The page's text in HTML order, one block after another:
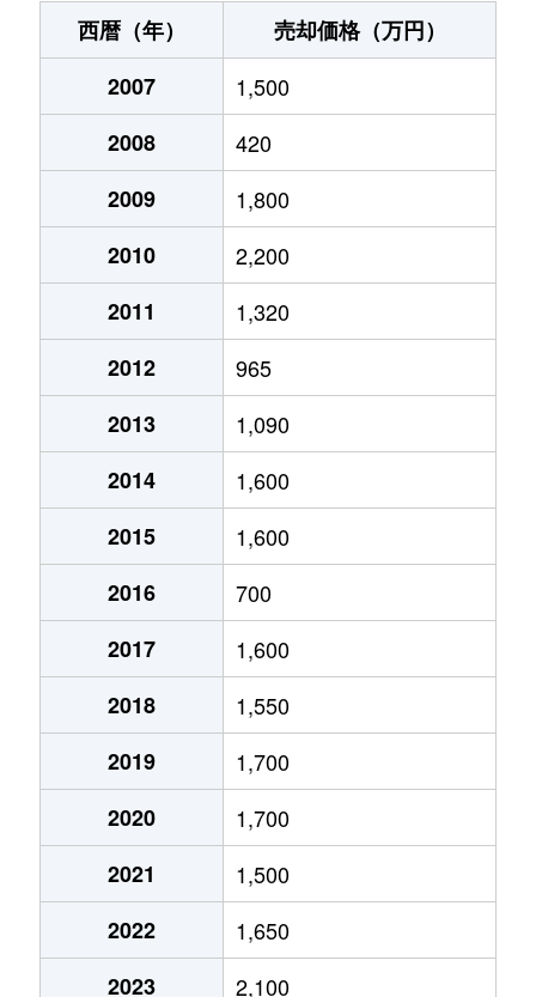
西暦（年）
売却価格（万円）
2007
1,500
2008
420
2009
1,800
2010
2,200
2011
1,320
2012
965
2013
1,090
2014
1,600
2015
1,600
2016
700
2017
1,600
2018
1,550
2019
1,700
2020
1,700
2021
1,500
2022
1,650
2023
2,100